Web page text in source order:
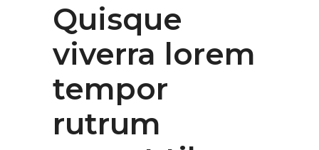
Quisque
viverra lorem
tempor
rutrum